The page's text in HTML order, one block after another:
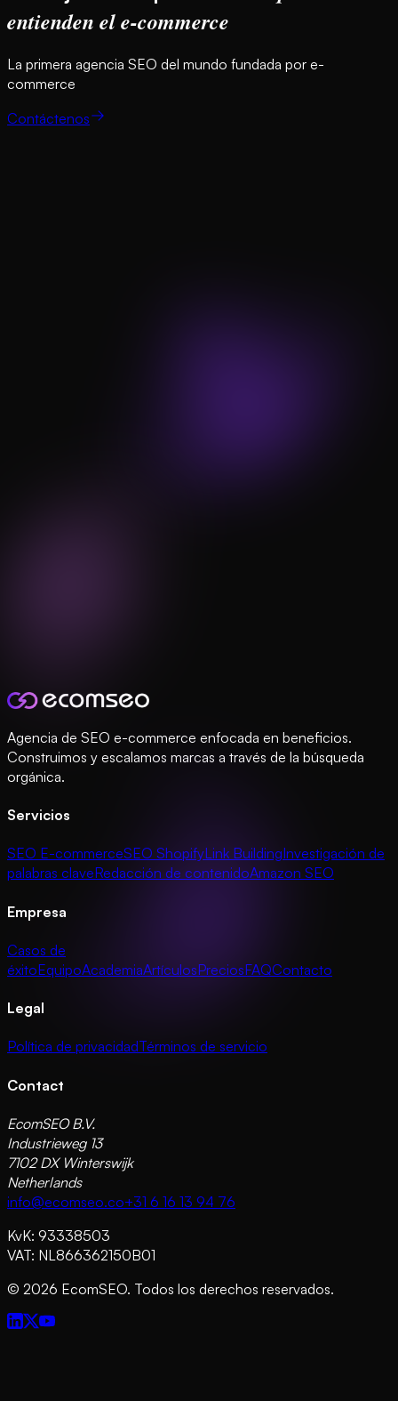
entienden el e-commerce
La primera agencia SEO del mundo fundada por e-
commerce
Contáctenos
Agencia de SEO e-commerce enfocada en beneficios.
Construimos y escalamos marcas a través de la búsqueda
orgánica.
Servicios
SEO E-commerceSEO ShopifyLink BuildingInvestigación de
palabras claveRedacción de contenidoAmazon SEO
Empresa
Casos de
éxitoEquipoAcademiaArtículosPreciosFAQContacto
Legal
Política de privacidadTérminos de servicio
Contact
EcomSEO B.V.
Industrieweg 13
7102 DX Winterswijk
Netherlands
info@ecomseo.co+31 6 16 13 94 76
KvK: 93338503
VAT: NL866362150B01
© 2026 EcomSEO. Todos los derechos reservados.